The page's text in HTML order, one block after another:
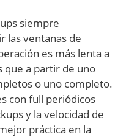
siempre
las ventanas de
es más lenta a
que a partir de uno
o uno completo.
con full periódicos
y la velocidad de
práctica en la